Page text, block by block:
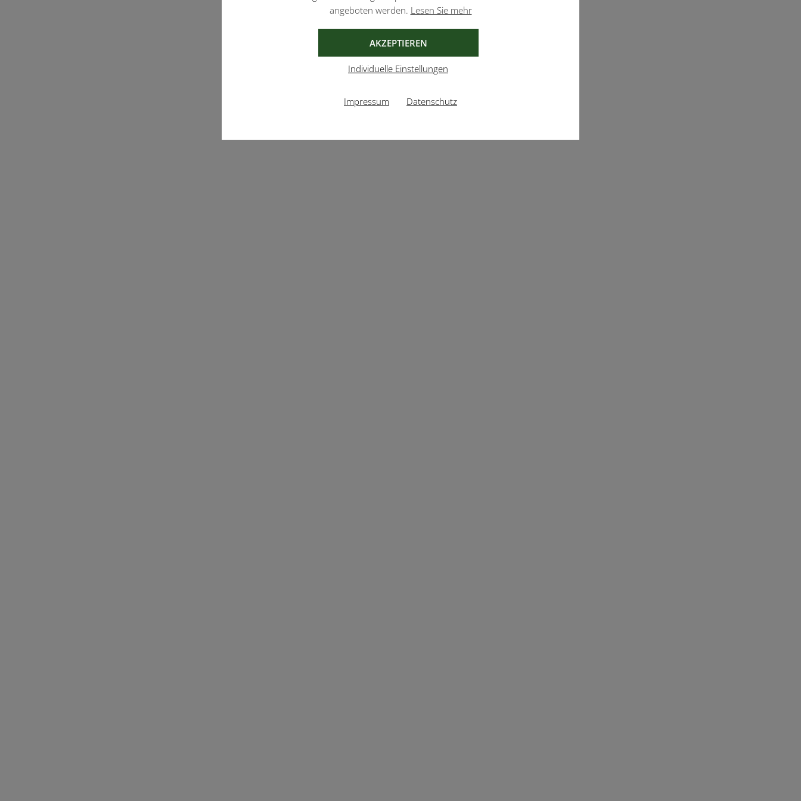
angeboten werden. Lesen Sie mehr
AKZEPTIEREN
Individuelle Einstellungen
Impressum Datenschutz